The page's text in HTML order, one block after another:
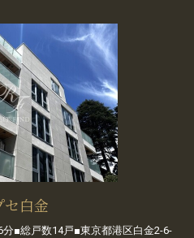
セ白金
■総戸数14戸■東京都港区白金2-6-